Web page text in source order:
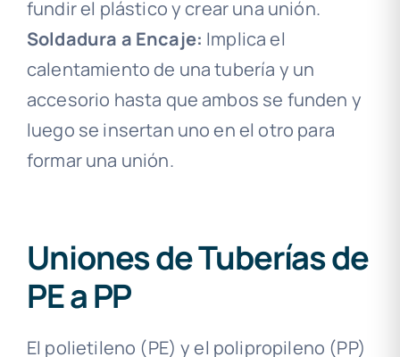
fundir el plástico y crear una unión.
Soldadura a Encaje: Implica el
calentamiento de una tubería y un
accesorio hasta que ambos se funden y
luego se insertan uno en el otro para
formar una unión.
Uniones de Tuberías de
PE a PP
El polietileno (PE) y el polipropileno (PP)